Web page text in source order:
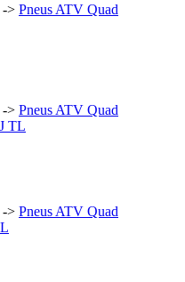
-> Pneus ATV Quad
-> Pneus ATV Quad
-> Pneus ATV Quad